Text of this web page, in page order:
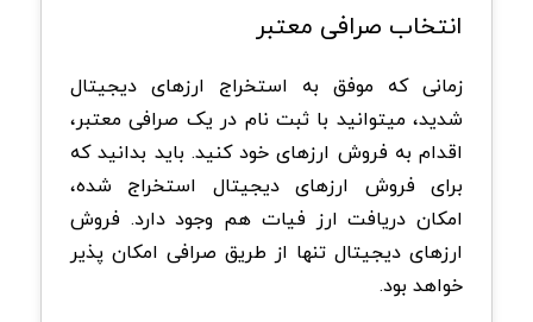
انتخاب صرافی معتبر
زمانی که موفق به استخراج ارزهای دیجیتال
شدید، میتوانید با ثبت نام در یک صرافی معتبر،
اقدام به فروش ارزهای خود کنید. باید بدانید که
برای فروش ارزهای دیجیتال استخراج شده،
امکان دریافت ارز فیات هم وجود دارد. فروش
ارزهای دیجیتال تنها از طریق صرافی امکان پذیر
خواهد بود.